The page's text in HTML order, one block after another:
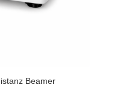
Beamer